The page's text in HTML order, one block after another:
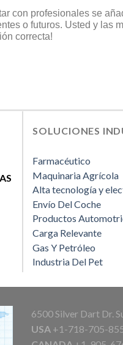
con profesionales se
o futuros. Usted y las
correcta!
SOLUCIONES
Farmacéutico
Maquinaria Agrícola
Alta tecnología y
Envío Del Coche
Productos
Carga Relevante
Gas Y Petróleo
Industria Del Pet
6500 Silver Dart Dr.
USA +1-718-705-